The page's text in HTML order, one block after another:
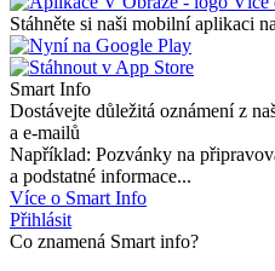
Stáhněte si naši mobilní aplikaci na
Smart Info
Dostávejte důležitá oznámení z
a e-mailů
Například: Pozvánky na
a podstatné informace...
Více o Smart Info
Přihlásit
Co znamená Smart info?